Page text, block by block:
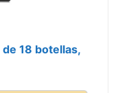
18 botellas,